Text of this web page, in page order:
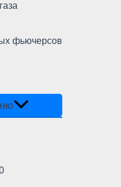
фьючерсов